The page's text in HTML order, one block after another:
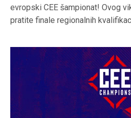
evropski CEE šampionat! Ovog
pratite finale regionalnih